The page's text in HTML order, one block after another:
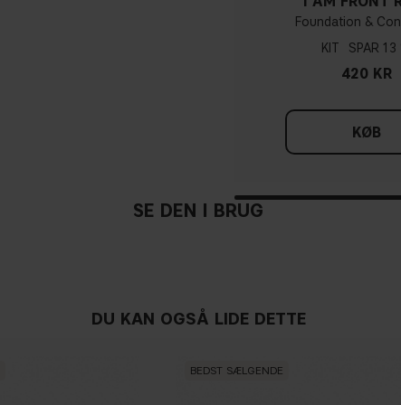
med en lyserød
Tag et hvidt stykke tøj
du har svært ved at se, om
Foundation &
KIT
13
420 KR
KØB
SE DEN I BRUG
DU KAN OGSÅ LIDE DETTE
BEDST SÆLGENDE